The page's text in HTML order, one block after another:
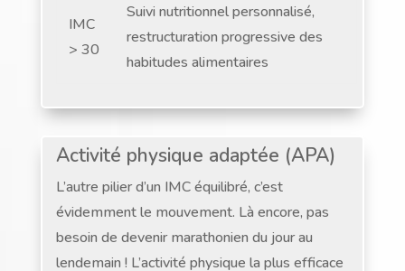
IMC
> 30
Suivi nutritionnel personnalisé,
restructuration progressive des
habitudes alimentaires
Activité physique adaptée (APA)
L’autre pilier d’un IMC équilibré, c’est
évidemment le mouvement. Là encore, pas
besoin de devenir marathonien du jour au
lendemain ! L’activité physique la plus efficace